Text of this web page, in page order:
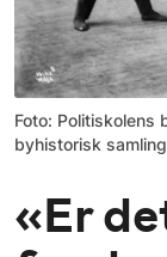
Foto: Politiskolens
byhistorisk
«Er